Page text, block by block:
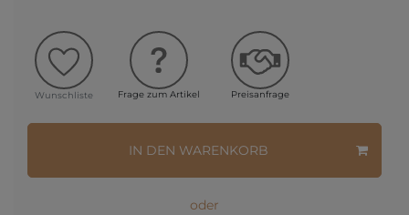
Wunschliste Frage zum Artikel Preisanfrage
IN DEN WARENKORB
oder